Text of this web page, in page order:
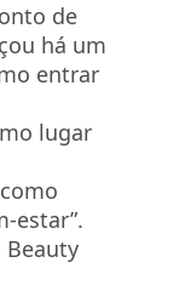
de
há um
entrar
lugar
estar”.
Beauty